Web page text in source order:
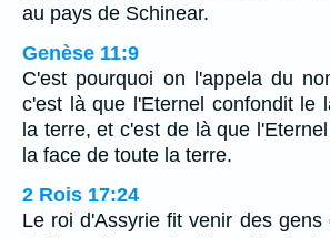
au pays de Schinear.
Genèse 11:9
C'est pourquoi on l'appela du
c'est là que l'Eternel confondit le
la terre, et c'est de là que
la face de toute la terre.
2 Rois 17:24
Le roi d'Assyrie fit venir des gens